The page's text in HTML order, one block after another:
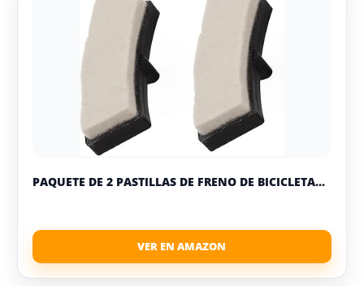
PAQUETE DE 2 PASTILLAS DE FRENO DE BICICLETA...